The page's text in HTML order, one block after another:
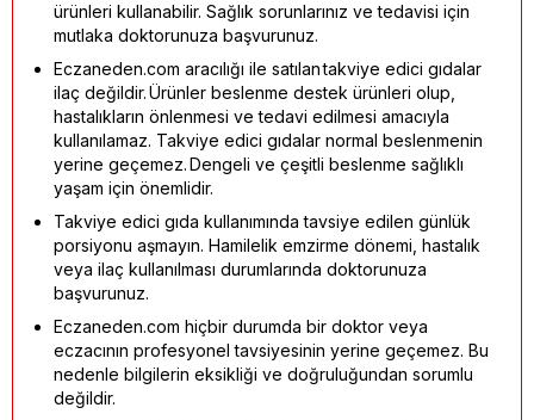
ürünleri kullanabilir. Sağlık sorunlarınız ve tedavisi için
mutlaka doktorunuza başvurunuz.
Eczaneden.com aracılığı ile satılan takviye edici gıdalar
ilaç değildir. Ürünler beslenme destek ürünleri olup,
hastalıkların önlenmesi ve tedavi edilmesi amacıyla
kullanılamaz. Takviye edici gıdalar normal beslenmenin
yerine geçemez. Dengeli ve çeşitli beslenme sağlıklı
yaşam için önemlidir.
Takviye edici gıda kullanımında tavsiye edilen günlük
porsiyonu aşmayın. Hamilelik emzirme dönemi, hastalık
veya ilaç kullanılması durumlarında doktorunuza
başvurunuz.
Eczaneden.com hiçbir durumda bir doktor veya
eczacının profesyonel tavsiyesinin yerine geçemez. Bu
nedenle bilgilerin eksikliği ve doğruluğundan sorumlu
değildir.